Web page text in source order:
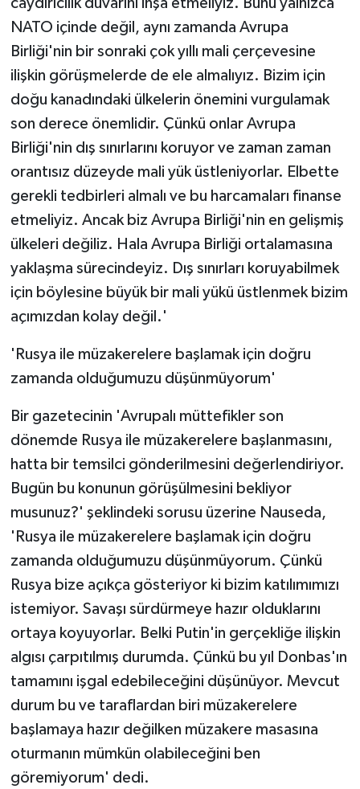
NATO içinde değil, aynı zamanda Avrupa
Birliği'nin bir sonraki çok yıllı mali çerçevesine
ilişkin görüşmelerde de ele almalıyız. Bizim için
doğu kanadındaki ülkelerin önemini vurgulamak
son derece önemlidir. Çünkü onlar Avrupa
Birliği'nin dış sınırlarını koruyor ve zaman zaman
orantısız düzeyde mali yük üstleniyorlar. Elbette
gerekli tedbirleri almalı ve bu harcamaları finanse
etmeliyiz. Ancak biz Avrupa Birliği'nin en gelişmiş
ülkeleri değiliz. Hala Avrupa Birliği ortalamasına
yaklaşma sürecindeyiz. Dış sınırları koruyabilmek
için böylesine büyük bir mali yükü üstlenmek bizim
açımızdan kolay değil.'
'Rusya ile müzakerelere başlamak için doğru
zamanda olduğumuzu düşünmüyorum'
Bir gazetecinin 'Avrupalı müttefikler son
dönemde Rusya ile müzakerelere başlanmasını,
hatta bir temsilci gönderilmesini değerlendiriyor.
Bugün bu konunun görüşülmesini bekliyor
musunuz?' şeklindeki sorusu üzerine Nauseda,
'Rusya ile müzakerelere başlamak için doğru
zamanda olduğumuzu düşünmüyorum. Çünkü
Rusya bize açıkça gösteriyor ki bizim katılımımızı
istemiyor. Savaşı sürdürmeye hazır olduklarını
ortaya koyuyorlar. Belki Putin'in gerçekliğe ilişkin
algısı çarpıtılmış durumda. Çünkü bu yıl Donbas'ın
tamamını işgal edebileceğini düşünüyor. Mevcut
durum bu ve taraflardan biri müzakerelere
başlamaya hazır değilken müzakere masasına
oturmanın mümkün olabileceğini ben
göremiyorum' dedi.